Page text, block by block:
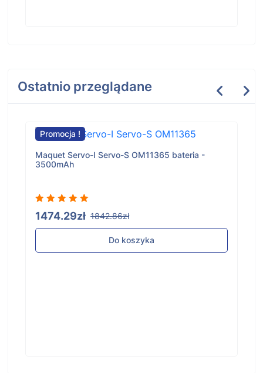
Ostatnio przeglądane
Promocja !
Maquet Servo-I Servo-S OM11365 bateria -
3500mAh
1474.29zł 1842.86zł
Do koszyka